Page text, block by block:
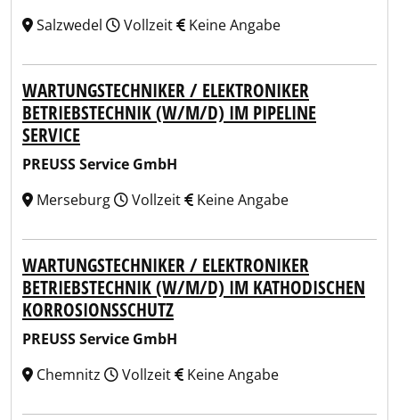
Salzwedel
Vollzeit Keine Angabe
WARTUNGSTECHNIKER / ELEKTRONIKER
BETRIEBSTECHNIK (W/M/D) IM PIPELINE
SERVICE
PREUSS Service GmbH
Merseburg
Vollzeit Keine Angabe
WARTUNGSTECHNIKER / ELEKTRONIKER
BETRIEBSTECHNIK (W/M/D) IM KATHODISCHEN
KORROSIONSSCHUTZ
PREUSS Service GmbH
Chemnitz
Vollzeit Keine Angabe